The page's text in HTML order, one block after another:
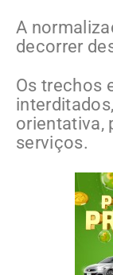
A
decorrer
Os trechos
orientativa,
serviços.